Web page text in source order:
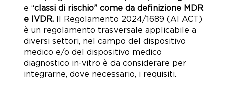
e “classi di rischio” come da definizione MDR
e IVDR. Il Regolamento 2024/1689 (AI ACT)
è un regolamento trasversale applicabile a
diversi settori, nel campo del dispositivo
medico e/o del dispositivo medico
diagnostico in-vitro è da considerare per
integrarne, dove necessario, i requisiti.